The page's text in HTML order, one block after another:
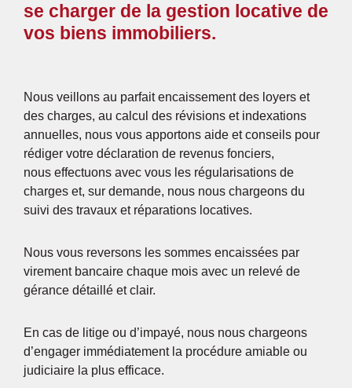
se charger de la gestion locative de
vos biens immobiliers.
Nous veillons au parfait encaissement des loyers et
des charges, au calcul des révisions et indexations
annuelles, nous vous apportons aide et conseils pour
rédiger votre déclaration de revenus fonciers,
nous effectuons avec vous les régularisations de
charges et, sur demande, nous nous chargeons du
suivi des travaux et réparations locatives.
Nous vous reversons les sommes encaissées par
virement bancaire chaque mois avec un relevé de
gérance détaillé et clair.
En cas de litige ou d’impayé, nous nous chargeons
d’engager immédiatement la procédure amiable ou
judiciaire la plus efficace.